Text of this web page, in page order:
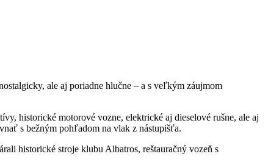
ale aj poriadne hlučne – a s veľkým záujmom
historické motorové vozne, elektrické aj dieselové rušne, ale aj
s bežným pohľadom na vlak z nástupišťa.
historické stroje klubu Albatros, reštauračný vozeň s